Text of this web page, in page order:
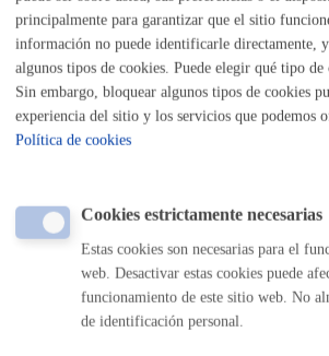
Listado completo de Trámites
Volver al índice Volver atrás
principalmente para garantizar que el sitio
información no puede identificarle directamente,
algunos tipos de cookies. Puede elegir qué tipo de
Sin embargo, bloquear algunos tipos de cookies
experiencia del sitio y los servicios que podemos
Política de cookies
Cookies estrictamente necesarias
Estas cookies son necesarias para el
web. Desactivar estas cookies puede
funcionamiento de este sitio web. No
de identificación personal.